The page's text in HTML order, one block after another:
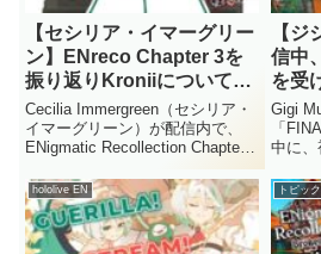
【セシリア・イマーグリー
ン】ENreco Chapter 3を
振り返りKroniiについて語
る
Cecilia Immergreen（セシリア・
イマーグリーン）が配信内で、
ENigmatic Recollection Chapter 3
の振り返りを行いました。特にお
気に入りだったシーンや、Ouro
Kronii（オーロ・クロニー）と
の...
【
信中
を受
Gigi
「
中に、
を受
ーム
ファン
ークな
M...
hololive EN トピック